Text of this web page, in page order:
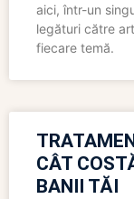
aici, într-un
legături către
fiecare temă.
CÂT
BANII TĂI